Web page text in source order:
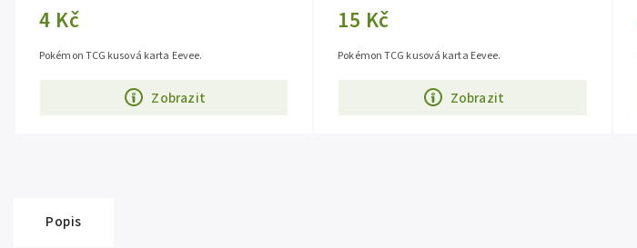
4 Kč
Zobrazit
Pokémon TCG kusová karta Eevee.
15 Kč
Zobrazit
Pokémon TCG kusová karta Eevee.
Popis